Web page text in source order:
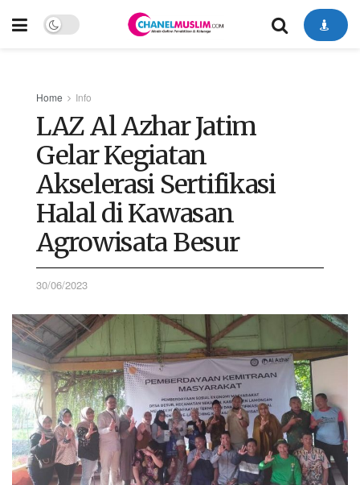
Home Info
LAZ Al Azhar Jatim
Gelar Kegiatan
Akselerasi Sertifikasi
Halal di Kawasan
Agrowisata Besur
30/06/2023